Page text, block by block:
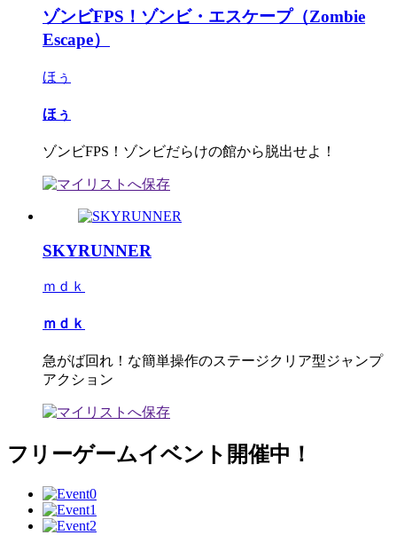
ゾンビFPS！ゾンビ・エスケープ（Zombie
Escape）
ほぅ
ほぅ
ゾンビFPS！ゾンビだらけの館から脱出せよ！
SKYRUNNER
ｍｄｋ
ｍｄｋ
急がば回れ！な簡単操作のステージクリア型ジャンプ
アクション
フリーゲームイベント開催中！